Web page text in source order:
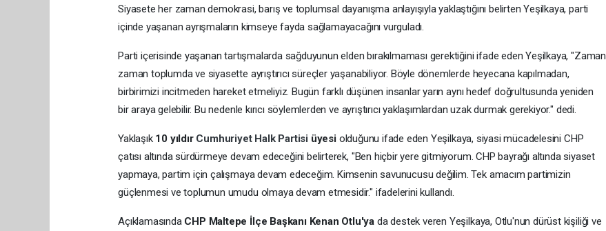
Siyasete her zaman demokrasi, barış ve toplumsal dayanışma anlayışıyla yaklaştığını belirten Yeşilkaya, parti
içinde yaşanan ayrışmaların kimseye fayda sağlamayacağını vurguladı.
Parti içerisinde yaşanan tartışmalarda sağduyunun elden bırakılmaması gerektiğini ifade eden Yeşilkaya, "Zaman
zaman toplumda ve siyasette ayrıştırıcı süreçler yaşanabiliyor. Böyle dönemlerde heyecana kapılmadan,
birbirimizi incitmeden hareket etmeliyiz. Bugün farklı düşünen insanlar yarın aynı hedef doğrultusunda yeniden
bir araya gelebilir. Bu nedenle kırıcı söylemlerden ve ayrıştırıcı yaklaşımlardan uzak durmak gerekiyor." dedi.
Yaklaşık 10 yıldır Cumhuriyet Halk Partisi üyesiolduğunu ifade eden Yeşilkaya, siyasi mücadelesini CHP
çatısı altında sürdürmeye devam edeceğini belirterek, "Ben hiçbir yere gitmiyorum. CHP bayrağı altında siyaset
yapmaya, partim için çalışmaya devam edeceğim. Kimsenin savunucusu değilim. Tek amacım partimizin
güçlenmesi ve toplumun umudu olmaya devam etmesidir." ifadelerini kullandı.
Açıklamasında CHP Maltepe İlçe Başkanı Kenan Otlu'ya da destek veren Yeşilkaya, Otlu'nun dürüst kişiliği ve